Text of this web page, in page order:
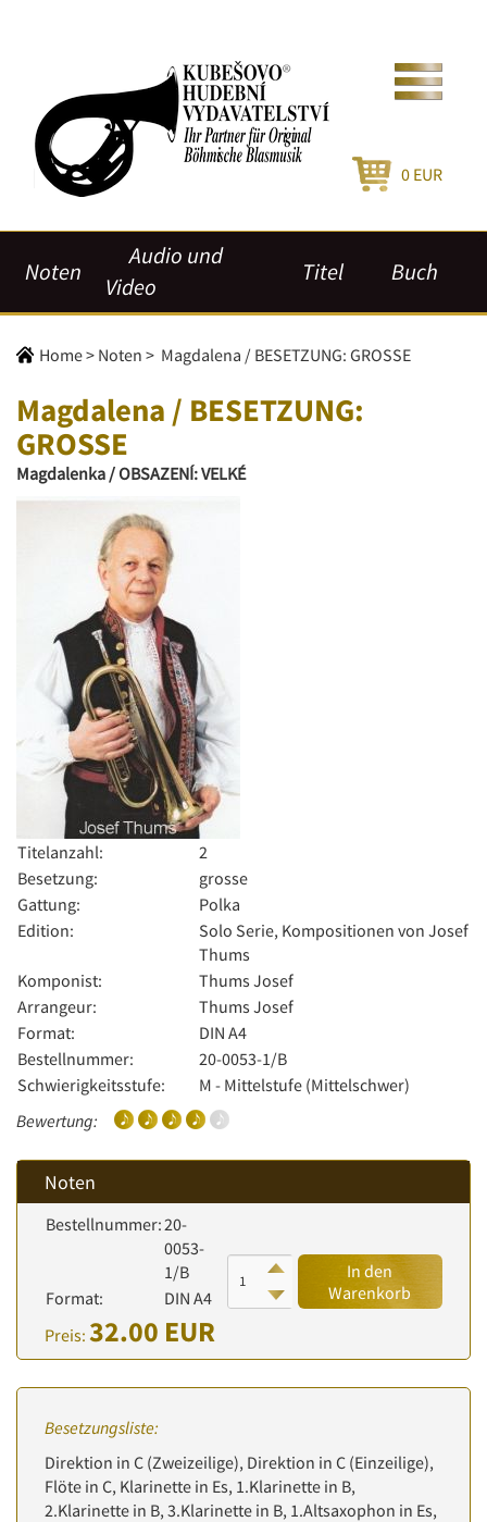
0 EUR
Noten
Audio und
Video
Titel Buch
Home> Noten > Magdalena / BESETZUNG: GROSSE
Magdalena / BESETZUNG:
GROSSE
Magdalenka / OBSAZENÍ: VELKÉ
Titelanzahl:
2
Besetzung:
grosse
Gattung:
Polka
Edition:
Solo Serie, Kompositionen von Josef
Thums
Komponist:
Thums Josef
Arrangeur:
Thums Josef
Format:
DIN A4
Bestellnummer:
20-0053-1/B
Schwierigkeitsstufe:
M - Mittelstufe (Mittelschwer)
Bewertung:
Noten
Bestellnummer:20-
0053-
1/B
Format:
DIN A4
Preis: 32.00 EUR
In den
Warenkorb
Besetzungsliste:
Direktion in C (Zweizeilige), Direktion in C (Einzeilige),
Flöte in C, Klarinette in Es, 1.Klarinette in B,
2.Klarinette in B, 3.Klarinette in B, 1.Altsaxophon in Es,